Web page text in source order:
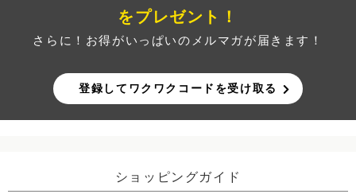
をプレゼント！
さらに！お得がいっぱいのメルマガが届きます！
登録してワクワクコードを受け取る
ショッピングガイド